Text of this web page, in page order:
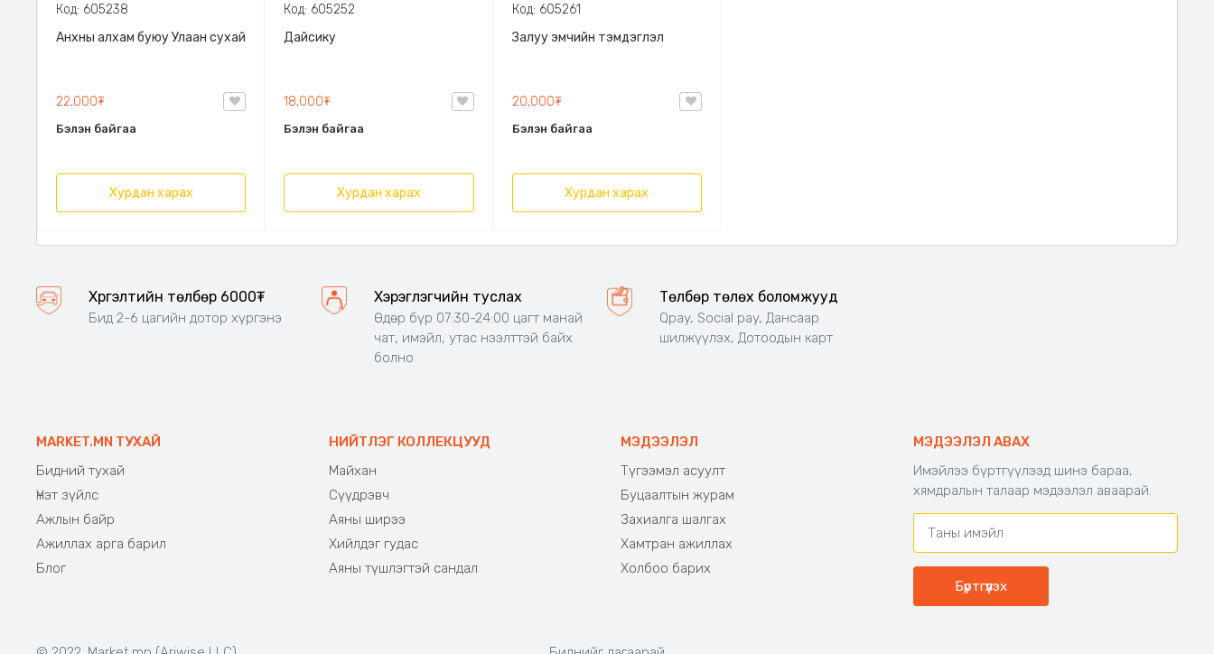
Код: 605238
Анхны алхам буюу Улаан сухай
22,000₮
Бэлэн байгаа
Хурдан харах
Код: 605252
Дайсику
18,000₮
Бэлэн байгаа
Хурдан харах
Код: 605261
Залуу эмчийн тэмдэглэл
20,000₮
Бэлэн байгаа
Хурдан харах
Хүргэлтийн төлбөр 6000₮
Бид 2-6 цагийн дотор хүргэнэ
Хэрэглэгчийн туслах
Өдөр бүр 07:30-24:00 цагт манай
чат, имэйл, утас нээлттэй байх
болно
Төлбөр төлөх боломжууд
Qpay, Social pay, Дансаар
шилжүүлэх, Дотоодын карт
MARKET.MN ТУХАЙ
Бидний тухай
Үнэт зүйлс
Ажлын байр
Ажиллах арга барил
Блог
НИЙТЛЭГ КОЛЛЕКЦУУД
Майхан
Сүүдрэвч
Аяны ширээ
Хийлдэг гудас
Аяны түшлэгтэй сандал
МЭДЭЭЛЭЛ
Түгээмэл асуулт
Буцаалтын журам
Захиалга шалгах
Хамтран ажиллах
Холбоо барих
МЭДЭЭЛЭЛ АВАХ
Имэйлээ бүртгүүлээд шинэ бараа,
хямдралын талаар мэдээлэл аваарай.
Бүртгүүлэх